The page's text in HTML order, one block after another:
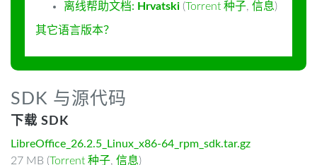
离线帮助文档: Hrvatski (Torrent 种子, 信息)
其它语言版本？
SDK 与源代码
下载 SDK
LibreOffice_26.2.5_Linux_x86-64_rpm_sdk.tar.gz
27 MB (Torrent 种子, 信息)